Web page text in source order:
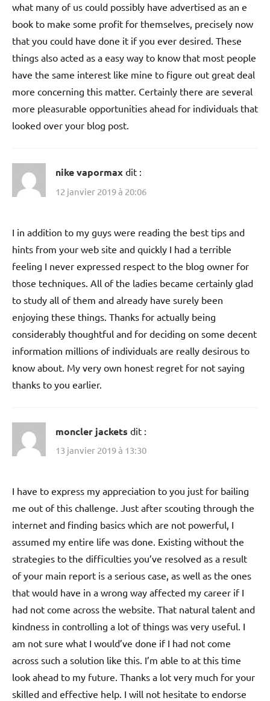
what many of us could possibly have advertised as an e
book to make some profit for themselves, precisely now
that you could have done it if you ever desired. These
things also acted as a easy way to know that most people
have the same interest like mine to figure out great deal
more concerning this matter. Certainly there are several
more pleasurable opportunities ahead for individuals that
looked over your blog post.
nike vapormax dit :
12 janvier 2019 à 20:06
I in addition to my guys were reading the best tips and
hints from your web site and quickly I had a terrible
feeling I never expressed respect to the blog owner for
those techniques. All of the ladies became certainly glad
to study all of them and already have surely been
enjoying these things. Thanks for actually being
considerably thoughtful and for deciding on some decent
information millions of individuals are really desirous to
know about. My very own honest regret for not saying
thanks to you earlier.
moncler jackets dit :
13 janvier 2019 à 13:30
I have to express my appreciation to you just for bailing
me out of this challenge. Just after scouting through the
internet and finding basics which are not powerful, I
assumed my entire life was done. Existing without the
strategies to the difficulties you’ve resolved as a result
of your main report is a serious case, as well as the ones
that would have in a wrong way affected my career if I
had not come across the website. That natural talent and
kindness in controlling a lot of things was very useful. I
am not sure what I would’ve done if I had not come
across such a solution like this. I’m able to at this time
look ahead to my future. Thanks a lot very much for your
skilled and effective help. I will not hesitate to endorse